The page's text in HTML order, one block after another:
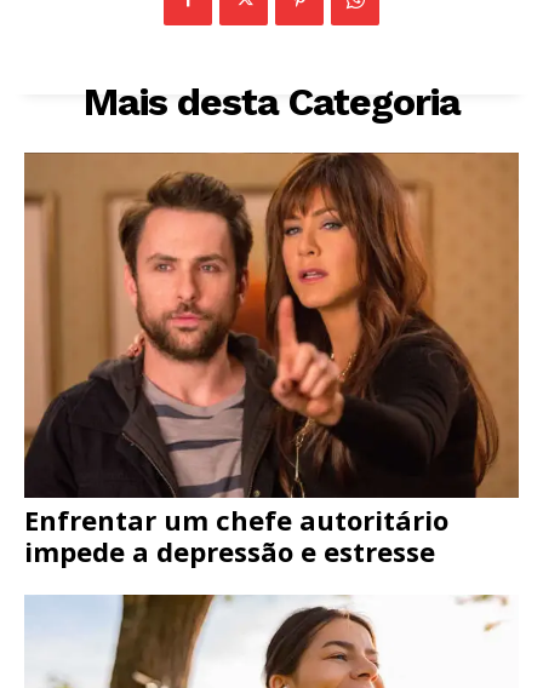
Mais desta Categoria
Enfrentar um chefe autoritário
impede a depressão e estresse